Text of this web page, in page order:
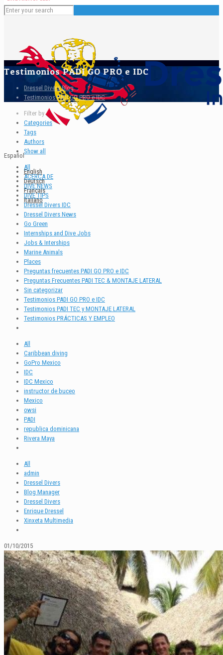
Español
English
Deutsch
Français
Italiano
Testimonios PADI GO PRO e IDC
Dressel Divers Blog
Testimonios PADI GO PRO e IDC
Filter by
Categories
Tags
Authors
Show all
All
ACERCA DE
DIVE NEWS
DIVE TIPS
Dressel Divers IDC
Dressel Divers News
Go Green
Internships and Dive Jobs
Jobs & Interships
Marine Animals
Places
Preguntas frecuentes PADI GO PRO e IDC
Preguntas Frecuentes PADI TEC & MONTAJE LATERAL
Sin categorizar
Testimonios PADI GO PRO e IDC
Testimonios PADI TEC y MONTAJE LATERAL
Testimonios PRÁCTICAS Y EMPLEO
All
Caribbean diving
GoPro Mexico
IDC
IDC Mexico
instructor de buceo
Mexico
owsi
PADI
republica dominicana
Rivera Maya
All
admin
Dressel Divers
Blog Manager
Dressel Divers
Enrique Dressel
Xinxeta Multimedia
01/10/2015